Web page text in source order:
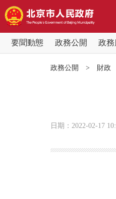
要聞動態 政務公開 政務
政務公開 > 財政
日期：2022-02-17